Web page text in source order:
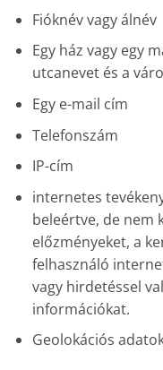
Fióknév vagy álnév
Egy ház vagy egy
utcanevet és a
Egy e-mail cím
Telefonszám
IP-cím
internetes
beleértve, de nem
előzményeket, a
felhasználó
vagy hirdetéssel
információkat.
Geolokációs